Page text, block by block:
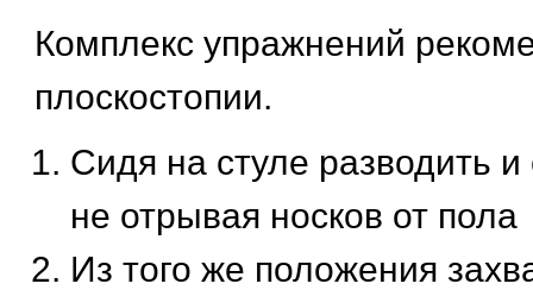
Комплекс упражнений
плоскостопии.
Сидя на стуле разводить и
не отрывая носков от пола
Из того же положения